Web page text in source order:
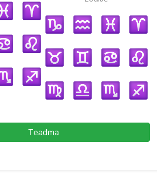
Teadma